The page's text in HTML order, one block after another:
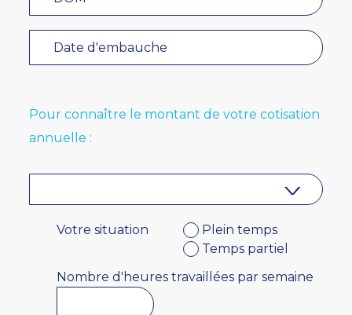
Pour connaître le montant de votre cotisation
annuelle :
Votre situation
Plein temps
Temps partiel
Nombre d'heures travaillées par semaine